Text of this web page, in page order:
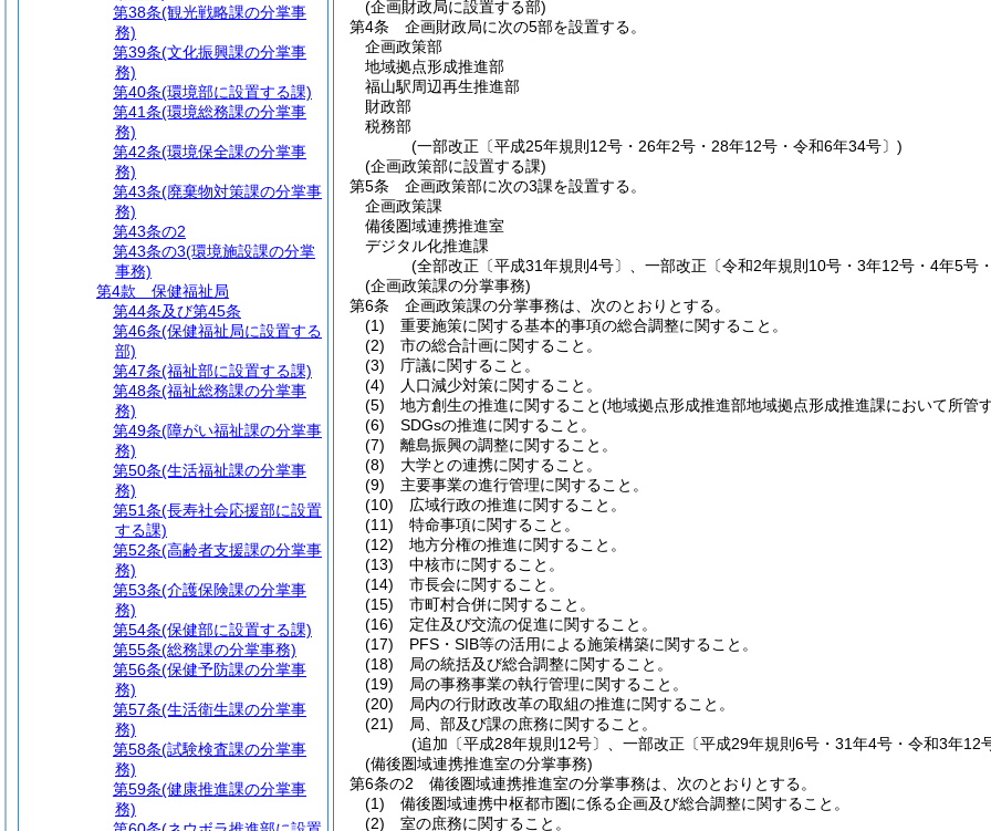
(企画財政局に設置する部)
第4条
企画財政局に次の5部を設置する。
企画政策部
地域拠点形成推進部
福山駅周辺再生推進部
財政部
税務部
(一部改正〔平成25年規則12号・26年2号・28年12号・令和6年34号〕)
(企画政策部に設置する課)
第5条
企画政策部に次の3課を設置する。
企画政策課
備後圏域連携推進室
デジタル化推進課
(全部改正〔平成31年規則4号〕、一部改正〔令和2年規則10号・3年12号・4年5号
(企画政策課の分掌事務)
第6条
企画政策課の分掌事務は、次のとおりとする。
(1)
重要施策に関する基本的事項の総合調整に関すること。
(2)
市の総合計画に関すること。
(3)
庁議に関すること。
(4)
人口減少対策に関すること。
(5)
地方創生の推進に関すること(地域拠点形成推進部地域拠点形成推進課において所管
(6)
SDGsの推進に関すること。
(7)
離島振興の調整に関すること。
(8)
大学との連携に関すること。
(9)
主要事業の進行管理に関すること。
(10)
広域行政の推進に関すること。
(11)
特命事項に関すること。
(12)
地方分権の推進に関すること。
(13)
中核市に関すること。
(14)
市長会に関すること。
(15)
市町村合併に関すること。
(16)
定住及び交流の促進に関すること。
(17)
PFS・SIB等の活用による施策構築に関すること。
(18)
局の統括及び総合調整に関すること。
(19)
局の事務事業の執行管理に関すること。
(20)
局内の行財政改革の取組の推進に関すること。
(21)
局、部及び課の庶務に関すること。
(追加〔平成28年規則12号〕、一部改正〔平成29年規則6号・31年4号・令和3年
(備後圏域連携推進室の分掌事務)
第6条の2
備後圏域連携推進室の分掌事務は、次のとおりとする。
(1)
備後圏域連携中枢都市圏に係る企画及び総合調整に関すること。
(2)
室の庶務に関すること。
第38条(観光戦略課の分掌事
務)
第39条(文化振興課の分掌事
務)
第40条(環境部に設置する課)
第41条(環境総務課の分掌事
務)
第42条(環境保全課の分掌事
務)
第43条(廃棄物対策課の分掌事
務)
第43条の2
第43条の3(環境施設課の分掌
事務)
第4款
保健福祉局
第44条及び第45条
第46条(保健福祉局に設置する
部)
第47条(福祉部に設置する課)
第48条(福祉総務課の分掌事
務)
第49条(障がい福祉課の分掌事
務)
第50条(生活福祉課の分掌事
務)
第51条(長寿社会応援部に設置
する課)
第52条(高齢者支援課の分掌事
務)
第53条(介護保険課の分掌事
務)
第54条(保健部に設置する課)
第55条(総務課の分掌事務)
第56条(保健予防課の分掌事
務)
第57条(生活衛生課の分掌事
務)
第58条(試験検査課の分掌事
務)
第59条(健康推進課の分掌事
務)